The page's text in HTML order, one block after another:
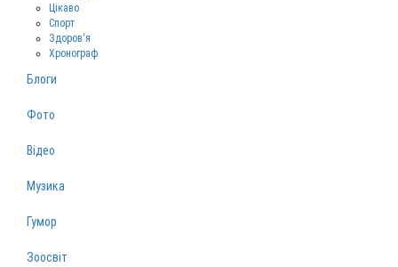
Цікаво
Спорт
Здоров‘я
Хронограф
Блоги
Фото
Відео
Музика
Гумор
Зоосвіт